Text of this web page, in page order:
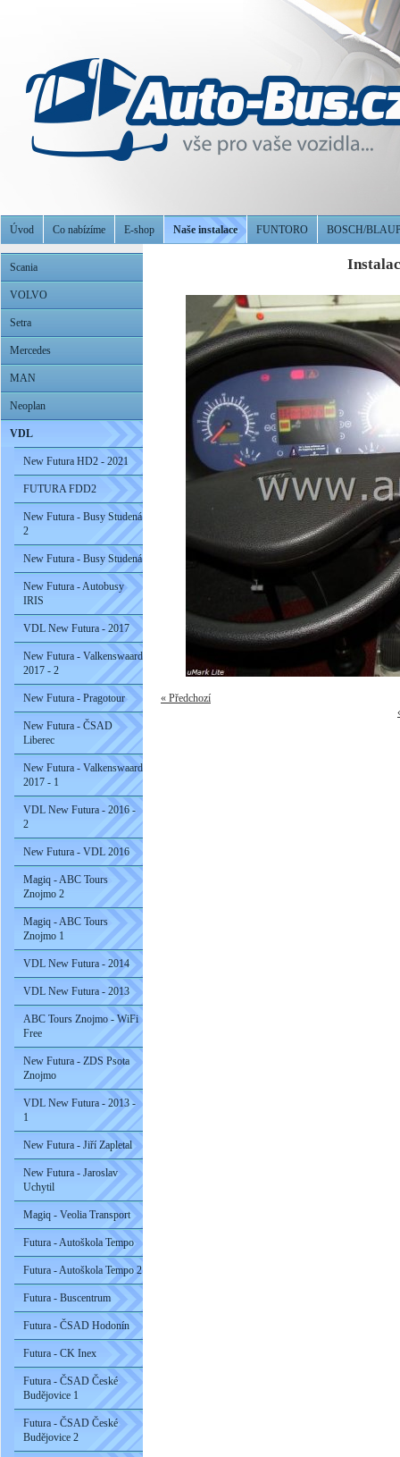
Úvod Co nabízíme E-shop Naše instalace FUNTORO BOSCH/
Scania
VOLVO
Setra
Mercedes
MAN
Neoplan
VDL
New Futura HD2 - 2021
FUTURA FDD2
New Futura - Busy Studená
2
New Futura - Busy Studená
New Futura - Autobusy
IRIS
VDL New Futura - 2017
New Futura - Valkenswaard
2017 - 2
New Futura - Pragotour
New Futura - ČSAD
Liberec
New Futura - Valkenswaard
2017 - 1
VDL New Futura - 2016 -
2
New Futura - VDL 2016
Magiq - ABC Tours
Znojmo 2
Magiq - ABC Tours
Znojmo 1
VDL New Futura - 2014
VDL New Futura - 2013
ABC Tours Znojmo - WiFi
Free
New Futura - ZDS Psota
Znojmo
VDL New Futura - 2013 -
1
New Futura - Jiří Zapletal
New Futura - Jaroslav
Uchytil
Magiq - Veolia Transport
Futura - Autoškola Tempo
Futura - Autoškola Tempo 2
Futura - Buscentrum
Futura - ČSAD Hodonín
Futura - CK Inex
Futura - ČSAD České
Budějovice 1
Futura - ČSAD České
Budějovice 2
« Předchozí